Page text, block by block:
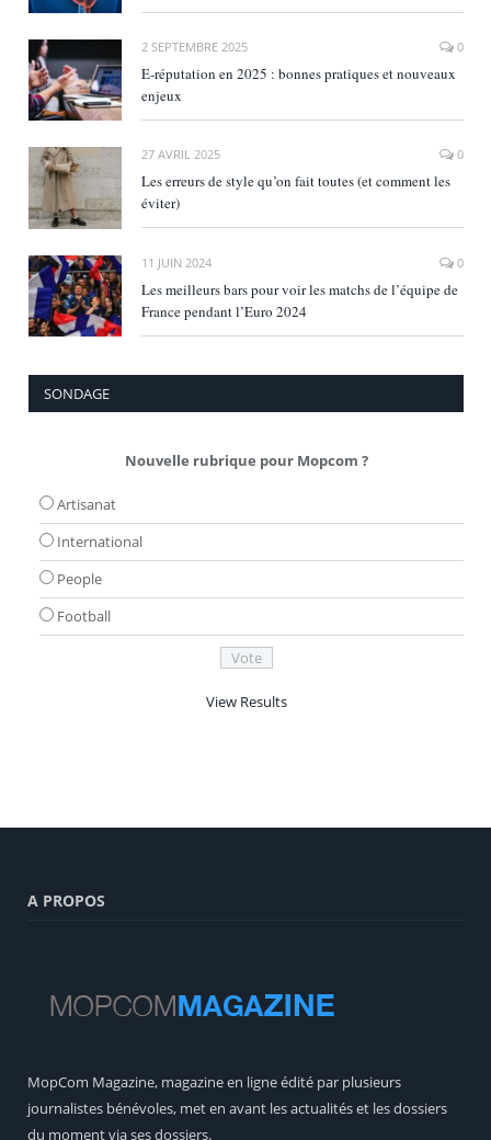
2 SEPTEMBRE 2025 0
E‑réputation en 2025 : bonnes pratiques et nouveaux
enjeux
27 AVRIL 2025 0
Les erreurs de style qu’on fait toutes (et comment les
éviter)
11 JUIN 2024 0
Les meilleurs bars pour voir les matchs de l’équipe de
France pendant l’Euro 2024
SONDAGE
Nouvelle rubrique pour Mopcom ?
Artisanat
International
People
Football
View Results
A PROPOS
MopCom Magazine, magazine en ligne édité par plusieurs
journalistes bénévoles, met en avant les actualités et les dossiers
du moment via ses dossiers.